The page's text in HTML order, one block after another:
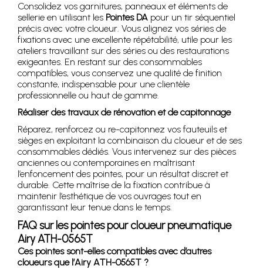
Consolidez vos garnitures, panneaux et éléments de
sellerie en utilisant les Pointes DA pour un tir séquentiel
précis avec votre cloueur. Vous alignez vos séries de
fixations avec une excellente répétabilité, utile pour les
ateliers travaillant sur des séries ou des restaurations
exigeantes. En restant sur des consommables
compatibles, vous conservez une qualité de finition
constante, indispensable pour une clientèle
professionnelle ou haut de gamme.
Réaliser des travaux de rénovation et de capitonnage
Réparez, renforcez ou re-capitonnez vos fauteuils et
sièges en exploitant la combinaison du cloueur et de ses
consommables dédiés. Vous intervenez sur des pièces
anciennes ou contemporaines en maîtrisant
l’enfoncement des pointes, pour un résultat discret et
durable. Cette maîtrise de la fixation contribue à
maintenir l’esthétique de vos ouvrages tout en
garantissant leur tenue dans le temps.
FAQ sur les pointes pour cloueur pneumatique
Airy ATH-0565T
Ces pointes sont-elles compatibles avec d’autres
cloueurs que l’Airy ATH-0565T ?